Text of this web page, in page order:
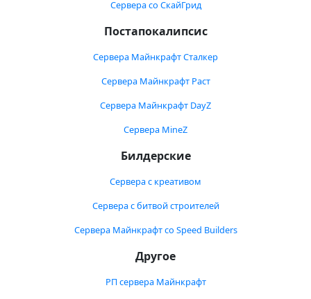
Сервера со СкайГрид
Постапокалипсис
Сервера Майнкрафт Сталкер
Сервера Майнкрафт Раст
Сервера Майнкрафт DayZ
Сервера MineZ
Билдерские
Сервера с креативом
Сервера с битвой строителей
Сервера Майнкрафт со Speed Builders
Другое
РП сервера Майнкрафт